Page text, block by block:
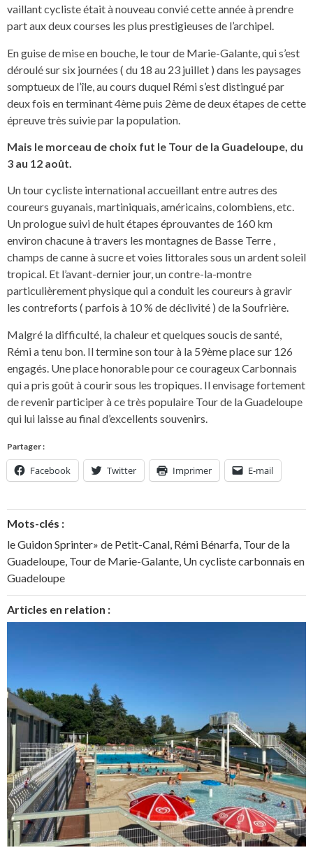
vaillant cycliste était à nouveau convié cette année à prendre
part aux deux courses les plus prestigieuses de l’archipel.
En guise de mise en bouche, le tour de Marie-Galante, qui s’est
déroulé sur six journées ( du 18 au 23 juillet ) dans les paysages
somptueux de l’île, au cours duquel Rémi s’est distingué par
deux fois en terminant 4ème puis 2ème de deux étapes de cette
épreuve très suivie par la population.
Mais le morceau de choix fut le Tour de la Guadeloupe, du
3 au 12 août.
Un tour cycliste international accueillant entre autres des
coureurs guyanais, martiniquais, américains, colombiens, etc.
Un prologue suivi de huit étapes éprouvantes de 160 km
environ chacune à travers les montagnes de Basse Terre ,
champs de canne à sucre et voies littorales sous un ardent soleil
tropical. Et l’avant-dernier jour, un contre-la-montre
particulièrement physique qui a conduit les coureurs à gravir
les contreforts ( parfois à 10 % de déclivité ) de la Soufrière.
Malgré la difficulté, la chaleur et quelques soucis de santé,
Rémi a tenu bon. Il termine son tour à la 59ème place sur 126
engagés. Une place honorable pour ce courageux Carbonnais
qui a pris goût à courir sous les tropiques. Il envisage fortement
de revenir participer à ce très populaire Tour de la Guadeloupe
qui lui laisse au final d’excellents souvenirs.
Partager :
Facebook Twitter Imprimer E-mail
Mots-clés :
le Guidon Sprinter» de Petit-Canal, Rémi Bénarfa, Tour de la
Guadeloupe, Tour de Marie-Galante, Un cycliste carbonnais en
Guadeloupe
Articles en relation :